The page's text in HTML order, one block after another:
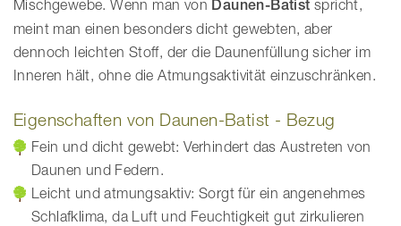
Mischgewebe. Wenn man von Daunen-Batist spricht,
meint man einen besonders dicht gewebten, aber
dennoch leichten Stoff, der die Daunenfüllung sicher im
Inneren hält, ohne die Atmungsaktivität einzuschränken.
Eigenschaften von Daunen-Batist - Bezug
Fein und dicht gewebt: Verhindert das Austreten von
Daunen und Federn.
Leicht und atmungsaktiv: Sorgt für ein angenehmes
Schlafklima, da Luft und Feuchtigkeit gut zirkulieren